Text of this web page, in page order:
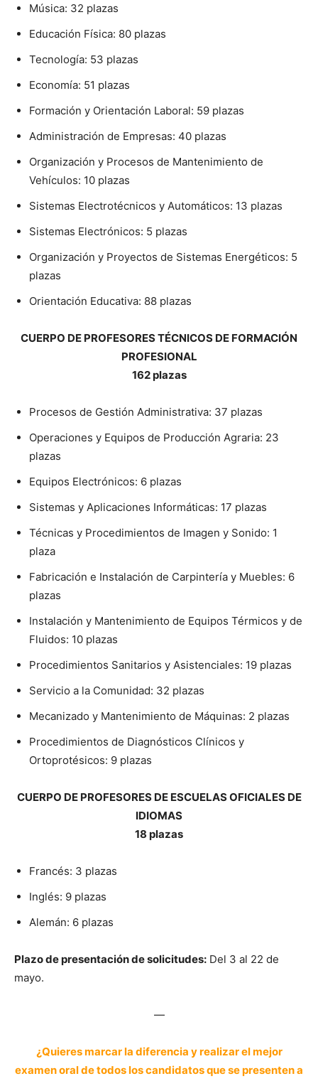
Música: 32 plazas
Educación Física: 80 plazas
Tecnología: 53 plazas
Economía: 51 plazas
Formación y Orientación Laboral: 59 plazas
Administración de Empresas: 40 plazas
Organización y Procesos de Mantenimiento de
Vehículos: 10 plazas
Sistemas Electrotécnicos y Automáticos: 13 plazas
Sistemas Electrónicos: 5 plazas
Organización y Proyectos de Sistemas Energéticos: 5
plazas
Orientación Educativa: 88 plazas
CUERPO DE PROFESORES TÉCNICOS DE FORMACIÓN
PROFESIONAL
162 plazas
Procesos de Gestión Administrativa: 37 plazas
Operaciones y Equipos de Producción Agraria: 23
plazas
Equipos Electrónicos: 6 plazas
Sistemas y Aplicaciones Informáticas: 17 plazas
Técnicas y Procedimientos de Imagen y Sonido: 1
plaza
Fabricación e Instalación de Carpintería y Muebles: 6
plazas
Instalación y Mantenimiento de Equipos Térmicos y de
Fluidos: 10 plazas
Procedimientos Sanitarios y Asistenciales: 19 plazas
Servicio a la Comunidad: 32 plazas
Mecanizado y Mantenimiento de Máquinas: 2 plazas
Procedimientos de Diagnósticos Clínicos y
Ortoprotésicos: 9 plazas
CUERPO DE PROFESORES DE ESCUELAS OFICIALES DE
IDIOMAS
18 plazas
Francés: 3 plazas
Inglés: 9 plazas
Alemán: 6 plazas
Plazo de presentación de solicitudes: Del 3 al 22 de
mayo.
—
¿Quieres marcar la diferencia y realizar el mejor
examen oral de todos los candidatos que se presenten a